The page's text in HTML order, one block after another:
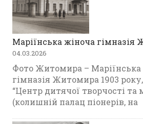
Маріїнська жіноча гімназія
04.03.2026
Фото Житомира – Маріїнська
гімназія Житомира 1903
“Центр дитячої творчості та
(колишній палац піонерів, на